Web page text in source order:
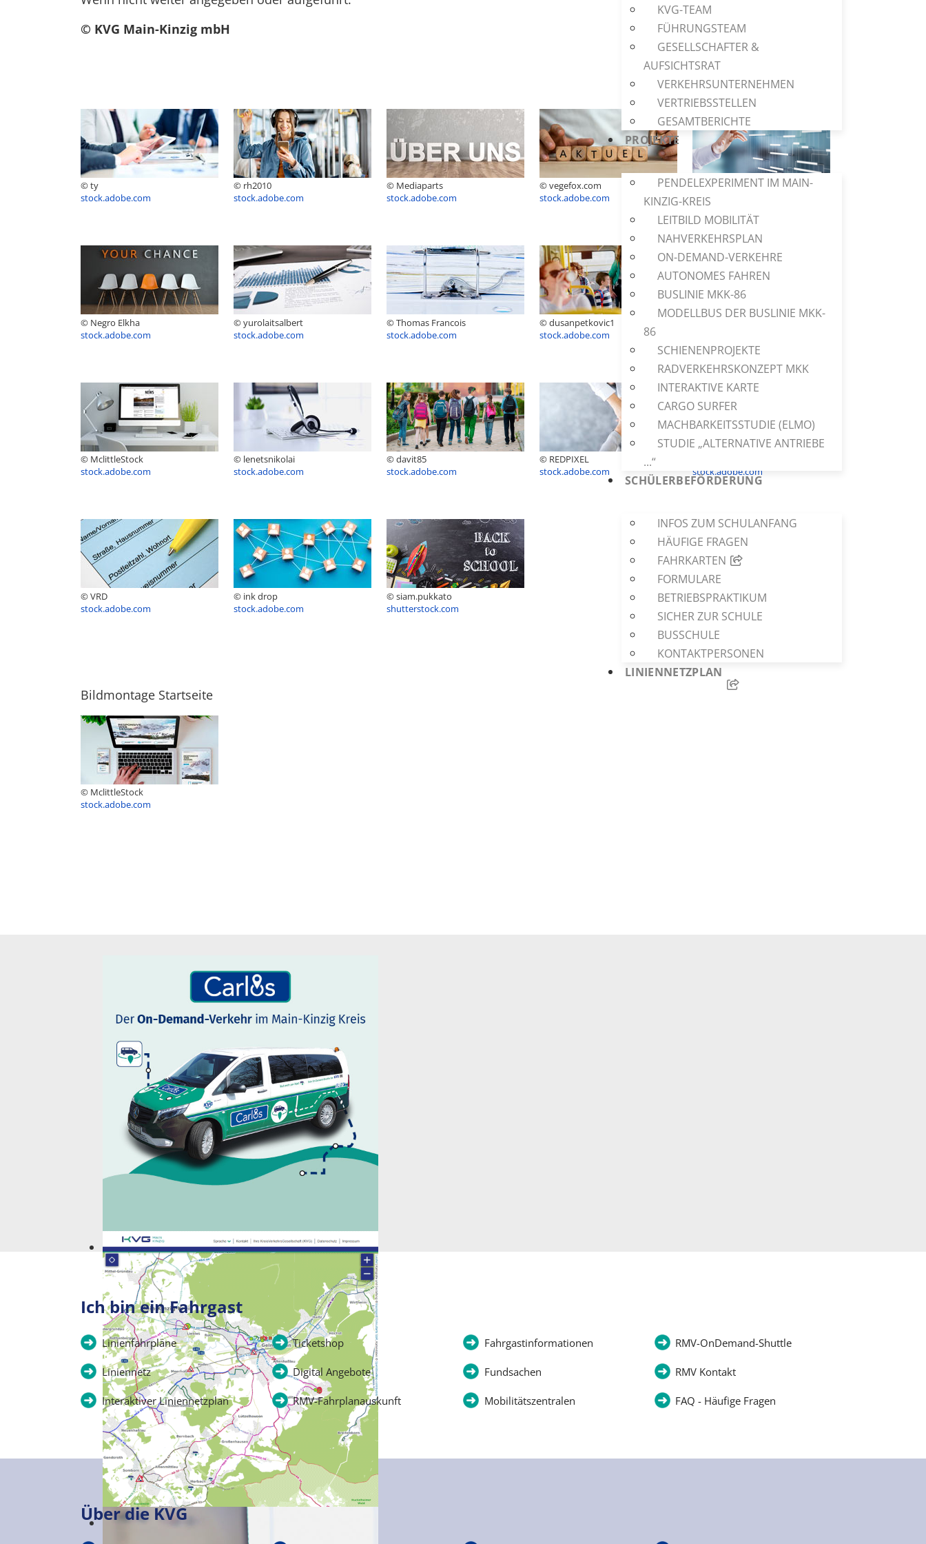
KVG-TEAM
FÜHRUNGSTEAM
GESELLSCHAFTER &
AUFSICHTSRAT
VERKEHRSUNTERNEHMEN
VERTRIEBSSTELLEN
GESAMTBERICHTE
PROJEKTE
PENDELEXPERIMENT IM MAIN-
KINZIG-KREIS
LEITBILD MOBILITÄT
NAHVERKEHRSPLAN
ON-DEMAND-VERKEHRE
AUTONOMES FAHREN
BUSLINIE MKK-86
MODELLBUS DER BUSLINIE MKK-
86
SCHIENENPROJEKTE
RADVERKEHRSKONZEPT MKK
INTERAKTIVE KARTE
CARGO SURFER
MACHBARKEITSSTUDIE (ELMO)
STUDIE „ALTERNATIVE ANTRIEBE
...“
SCHÜLERBEFÖRDERUNG
INFOS ZUM SCHULANFANG
HÄUFIGE FRAGEN
FAHRKARTEN
FORMULARE
BETRIEBSPRAKTIKUM
SICHER ZUR SCHULE
BUSSCHULE
KONTAKTPERSONEN
LINIENNETZPLAN
© KVG Main-Kinzig mbH
© ty
stock.adobe.com
© rh2010
stock.adobe.com
© Mediaparts
stock.adobe.com
© vegefox.com
stock.adobe.com
© WrightStudio
stock.adobe.com
© Negro Elkha
stock.adobe.com
© yurolaitsalbert
stock.adobe.com
© Thomas Francois
stock.adobe.com
© dusanpetkovic1
stock.adobe.com
© MclittleStock
stock.adobe.com
© lenetsnikolai
stock.adobe.com
© davit85
stock.adobe.com
© REDPIXEL
stock.adobe.com
stock.adobe.com
© VRD
stock.adobe.com
© ink drop
stock.adobe.com
© siam.pukkato
shutterstock.com
Bildmontage Startseite
© MclittleStock
stock.adobe.com
Kommt wie gerufen!
Interaktiver Liniennetzplan
Ich bin ein Fahrgast
Linienfahrpläne
Liniennetz
Interaktiver Liniennetzplan
Ticketshop
Digital Angebote
RMV-Fahrplanauskunft
Fahrgastinformationen
Fundsachen
Mobilitätszentralen
RMV-OnDemand-Shuttle
RMV Kontakt
FAQ - Häufige Fragen
Über die KVG